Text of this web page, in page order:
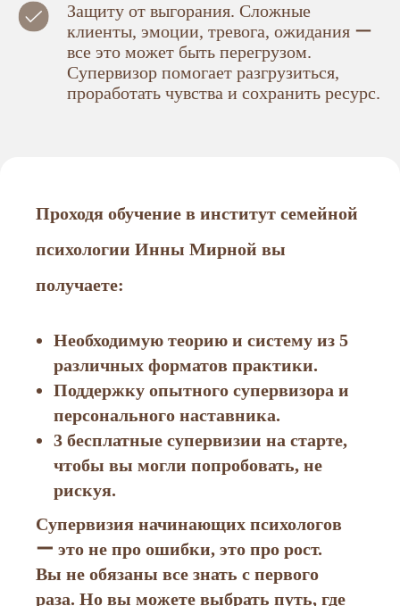
Защиту от выгорания. Сложные
клиенты, эмоции, тревога, ожидания ー
все это может быть перегрузом.
Супервизор помогает разгрузиться,
проработать чувства и сохранить ресурс.
Проходя обучение в институт семейной
психологии Инны Мирной вы
получаете:
Необходимую теорию и систему из 5
различных форматов практики.
Поддержку опытного супервизора и
персонального наставника.
3 бесплатные супервизии на старте,
чтобы вы могли попробовать, не
рискуя.
Супервизия начинающих психологов
ー это не про ошибки, это про рост.
Вы не обязаны все знать с первого
раза. Но вы можете выбрать путь, где